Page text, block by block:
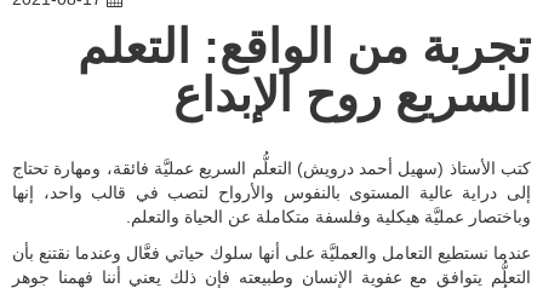
دورات مُخصّصة
المنتجات
المُصمّم السريع
جدول الدورات
أسئلة وأجوبة
حول المركز
شهادات الزبائن
أسئلة وأجوبة
اتصل بنا
تجربة من الواقع: التعلم
السريع روح الإبداع
كتب الأستاذ (سهيل أحمد درويش) التعلُّم السريع عمليَّة فائقة، ومهارة تحتاج
إلى دراية عالية المستوى بالنفوس والأرواح لتصب في قالب واحد، إنها
وباختصار عمليَّة هيكلية وفلسفة متكاملة عن الحياة والتعلم.
عندما نستطيع التعامل والعمليَّة على أنها سلوك حياتي فعَّال وعندما نقتنع بأن
التعلُّم يتوافق مع عفوية الإنسان وطبيعته فإن ذلك يعني أننا فهمنا جوهر